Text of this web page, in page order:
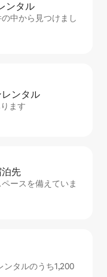
ン⁠タ⁠ル
中から見つけまし
ン⁠タ⁠ル
ます
先
ースを備えていま
ンタルのうち1,200